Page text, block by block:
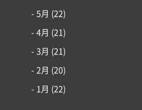
- 5月 (22)
- 4月 (21)
- 3月 (21)
- 2月 (20)
- 1月 (22)